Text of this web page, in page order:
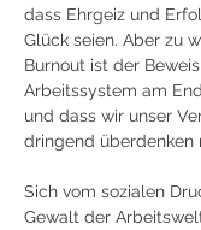
dass Ehrgeiz und
Glück seien. Aber zu
Burnout ist der
Arbeitssystem am
und dass wir unser
dringend überdenken
Sich vom sozialen
Gewalt der